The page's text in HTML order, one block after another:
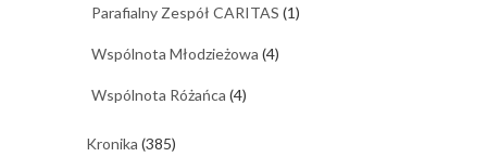
Parafialny Zespół CARITAS (1)
Wspólnota Młodzieżowa (4)
Wspólnota Różańca (4)
Kronika (385)